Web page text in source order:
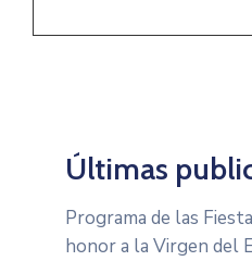
Últimas
Programa de las
honor a la Virgen del